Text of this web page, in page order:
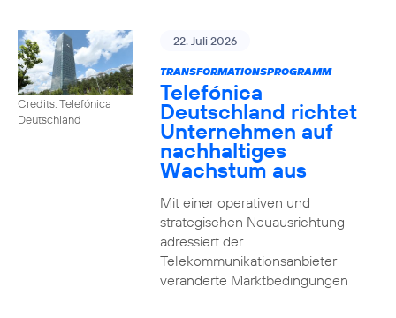
Credits: Telefónica
Deutschland
22. Juli 2026
TRANSFORMATIONSPROGRAMM
Telefónica
Deutschland richtet
Unternehmen auf
nachhaltiges
Wachstum aus
Mit einer operativen und
strategischen Neuausrichtung
adressiert der
Telekommunikationsanbieter
veränderte Marktbedingungen